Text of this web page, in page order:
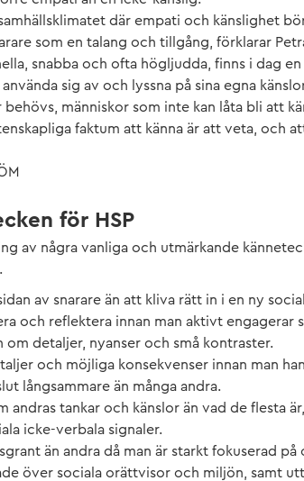
där empati och känslighet
som en talang och tillgång, förklarar
snabba och ofta högljudda, finns i dag
sig av och lyssna på sina egna
behövs, människor som inte kan låta bli att
faktum att känna är att veta, och
för HSP
av några vanliga och utmärkande
av snarare än att kliva rätt in i en ny
och reflektera innan man aktivt engagerar
detaljer, nyanser och små kontraster.
och möjliga konsekvenser innan man
långsammare än många andra.
andras tankar och känslor än vad de flesta
icke-verbala signaler.
än andra då man är starkt fokuserad på
över sociala orättvisor och miljön, samt